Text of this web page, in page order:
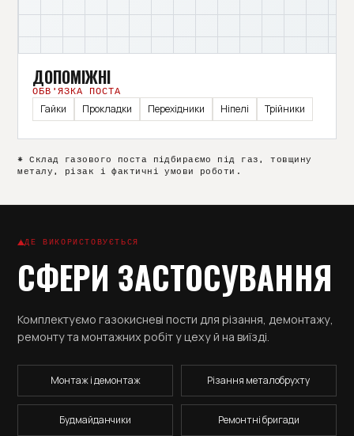
ДОПОМІЖНІ
ОБВ’ЯЗКА ПОСТА
Гайки
Прокладки Перехідники Ніпелі Трійники
* Склад газового поста підбираємо під газ, товщину
металу, різак і фактичні умови роботи.
ДЕ ВИКОРИСТОВУЄТЬСЯ
СФЕРИ ЗАСТОСУВАННЯ
Комплектуємо газокисневі пости для різання, демонтажу,
ремонту та монтажних робіт у цеху й на виїзді.
Монтаж і демонтаж Різання металобрухту
Будмайданчики Ремонтні бригади